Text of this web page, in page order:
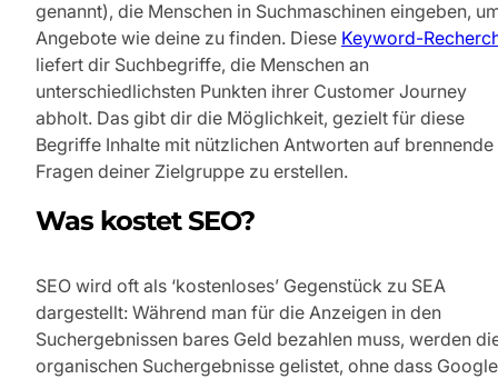
genannt), die Menschen in Suchmaschinen eingeben,
Angebote wie deine zu finden. Diese Keyword-
liefert dir Suchbegriffe, die Menschen an
unterschiedlichsten Punkten ihrer Customer Journey
abholt. Das gibt dir die Möglichkeit, gezielt für diese
Begriffe Inhalte mit nützlichen Antworten auf brennende
Fragen deiner Zielgruppe zu erstellen.
Was kostet SEO?
SEO wird oft als ‘kostenloses’ Gegenstück zu SEA
dargestellt: Während man für die Anzeigen in den
Suchergebnissen bares Geld bezahlen muss, werden
organischen Suchergebnisse gelistet, ohne dass Google